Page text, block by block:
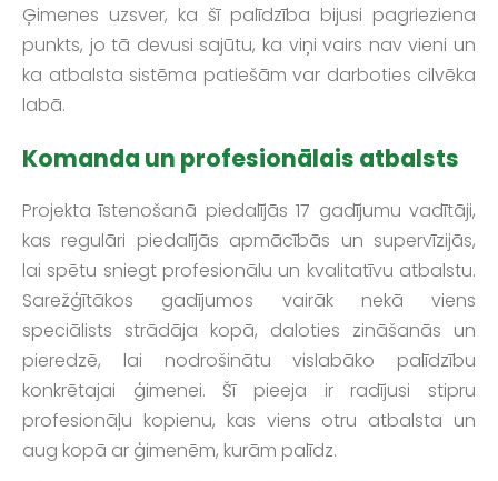
Ģimenes uzsver, ka šī palīdzība bijusi pagrieziena
punkts, jo tā devusi sajūtu, ka viņi vairs nav vieni un
ka atbalsta sistēma patiešām var darboties cilvēka
labā.
Komanda un profesionālais atbalsts
Projekta īstenošanā piedalījās 17 gadījumu vadītāji,
kas regulāri piedalījās apmācībās un supervīzijās,
lai spētu sniegt profesionālu un kvalitatīvu atbalstu.
Sarežģītākos gadījumos vairāk nekā viens
speciālists strādāja kopā, daloties zināšanās un
pieredzē, lai nodrošinātu vislabāko palīdzību
konkrētajai ģimenei. Šī pieeja ir radījusi stipru
profesionāļu kopienu, kas viens otru atbalsta un
aug kopā ar ģimenēm, kurām palīdz.